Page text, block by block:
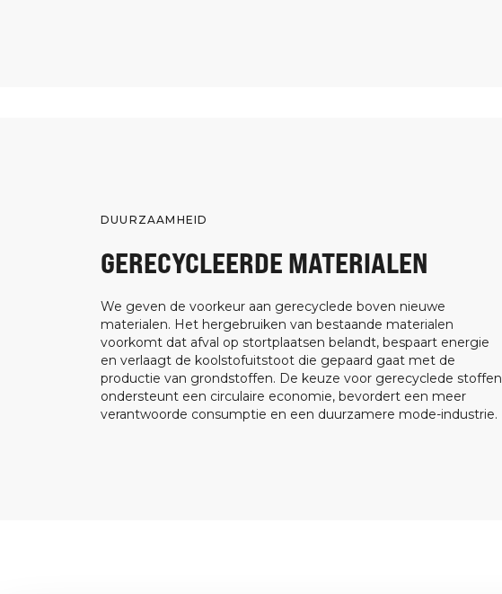
DUURZAAMHEID
GERECYCLEERDE MATERIALEN
We geven de voorkeur aan gerecyclede boven nieuwe
materialen. Het hergebruiken van bestaande materialen
voorkomt dat afval op stortplaatsen belandt, bespaart energie
en verlaagt de koolstofuitstoot die gepaard gaat met de
productie van grondstoffen. De keuze voor gerecyclede stoffen
ondersteunt een circulaire economie, bevordert een meer
verantwoorde consumptie en een duurzamere mode-industrie.